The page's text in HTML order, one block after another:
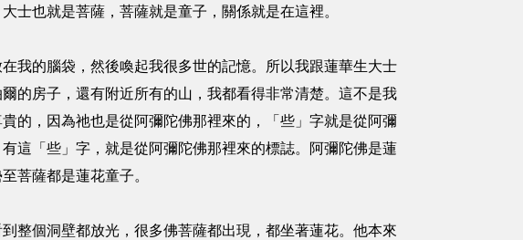
士也就是菩薩，菩薩就是童子，關係就是在這裡。
我的腦袋，然後喚起我很多世的記憶。所以我跟蓮華生大士
的房子，還有附近所有的山，我都看得非常清楚。這不是我
的，因為祂也是從阿彌陀佛那裡來的，「些」字就是從阿彌
這「些」字，就是從阿彌陀佛那裡來的標誌。阿彌陀佛是蓮
菩薩都是蓮花童子。
整個洞壁都放光，很多佛菩薩都出現，都坐著蓮花。他本來